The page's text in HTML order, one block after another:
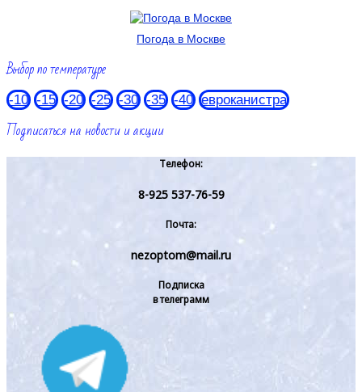
Погода в Москве
Выбор по температуре
-10 -15 -20 -25 -30 -35 -40 евроканистра
Подписаться на новости и акции
Телефон:
8-925 537-76-59
Почта:
nezoptom@mail.ru
Подписка
в телеграмм